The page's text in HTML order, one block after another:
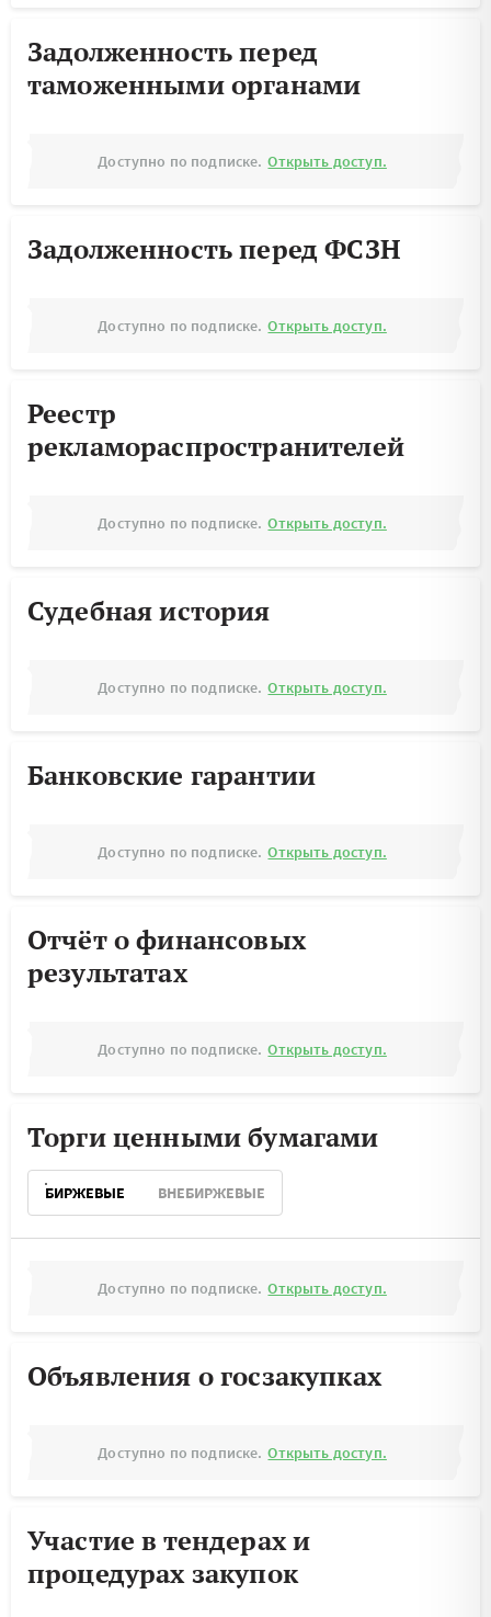
Задолженность перед
таможенными органами
Доступно по подписке. Открыть доступ.
Задолженность перед ФСЗН
Доступно по подписке. Открыть доступ.
Реестр
рекламораспространителей
Доступно по подписке. Открыть доступ.
Судебная история
Доступно по подписке. Открыть доступ.
Банковские гарантии
Доступно по подписке. Открыть доступ.
Отчёт о финансовых
результатах
Доступно по подписке. Открыть доступ.
Торги ценными бумагами
БИРЖЕВЫЕ ВНЕБИРЖЕВЫЕ
Доступно по подписке. Открыть доступ.
Объявления о госзакупках
Доступно по подписке. Открыть доступ.
Участие в тендерах и
процедурах закупок